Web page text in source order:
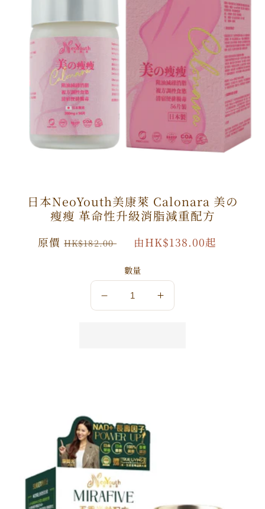
日本NeoYouth美康萊 Calonara 美の
瘦瘦 革命性升級消脂減重配方
原
原價HK$182.00 由HK$138.00起
數量